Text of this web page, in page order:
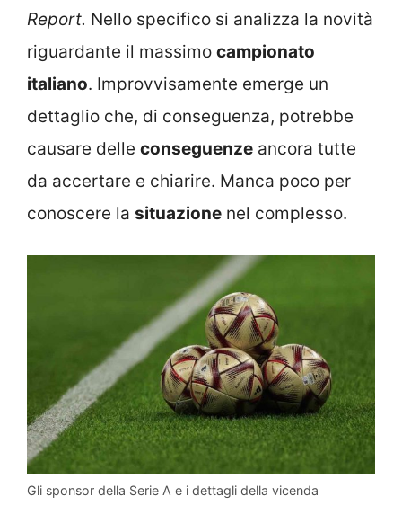
Report. Nello specifico si analizza la novità
riguardante il massimo campionato
italiano. Improvvisamente emerge un
dettaglio che, di conseguenza, potrebbe
causare delle conseguenze ancora tutte
da accertare e chiarire. Manca poco per
conoscere la situazione nel complesso.
Gli sponsor della Serie A e i dettagli della vicenda